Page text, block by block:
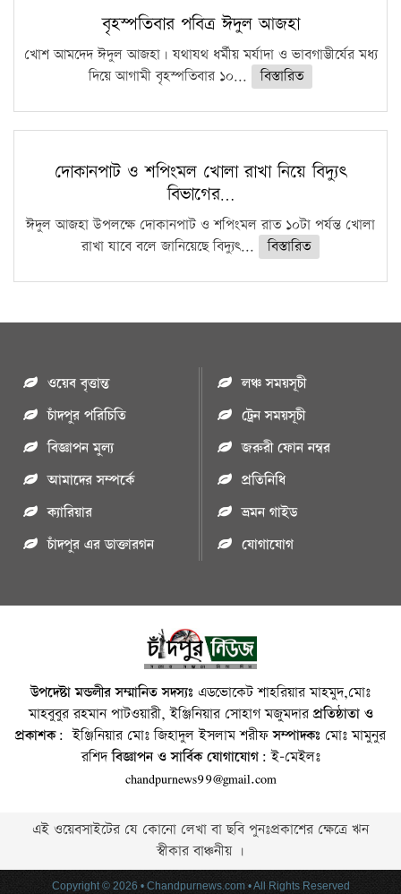
বৃহস্পতিবার পবিত্র ঈদুল আজহা
খোশ আমদেদ ঈদুল আজহা। যথাযথ ধর্মীয় মর্যাদা ও ভাবগাম্ভীর্যের মধ্য
দিয়ে আগামী বৃহস্পতিবার ১০...
বিস্তারিত
দোকানপাট ও শপিংমল খোলা রাখা নিয়ে বিদ্যুৎ
বিভাগের…
ঈদুল আজহা উপলক্ষে দোকানপাট ও শপিংমল রাত ১০টা পর্যন্ত খোলা
রাখা যাবে বলে জানিয়েছে বিদ্যুৎ...
বিস্তারিত
ওয়েব বৃত্তান্ত
চাঁদপুর পরিচিতি
বিজ্ঞাপন মুল্য
আমাদের সম্পর্কে
ক্যারিয়ার
চাঁদপুর এর ডাক্তারগন
লঞ্চ সময়সূচী
ট্রেন সময়সূচী
জরুরী ফোন নম্বর
প্রতিনিধি
ভ্রমন গাইড
যোগাযোগ
উপদেষ্টা মন্ডলীর সম্মানিত সদস্যঃ এডভোকেট শাহরিয়ার মাহমুদ,মোঃ
মাহবুবুর রহমান পাটওয়ারী, ইঞ্জিনিয়ার সোহাগ মজুমদারপ্রতিষ্ঠাতা ও
প্রকাশক: ইঞ্জিনিয়ার মোঃ জিহাদুল ইসলাম শরীফসম্পাদকঃ মোঃ মামুনুর
রশিদবিজ্ঞাপন ও সার্বিক যোগাযোগ: ই-মেইলঃ
chandpurnews99@gmail.com
এই ওয়েবসাইটের যে কোনো লেখা বা ছবি পুনঃপ্রকাশের ক্ষেত্রে ঋন
স্বীকার বাঞ্চনীয় ।
Copyright © 2026 • Chandpurnews.com • All Rights Reserved